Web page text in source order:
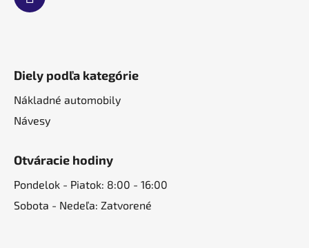
Diely podľa kategórie
Nákladné automobily
Návesy
Otváracie hodiny
Pondelok - Piatok: 8:00 - 16:00
Sobota - Nedeľa: Zatvorené